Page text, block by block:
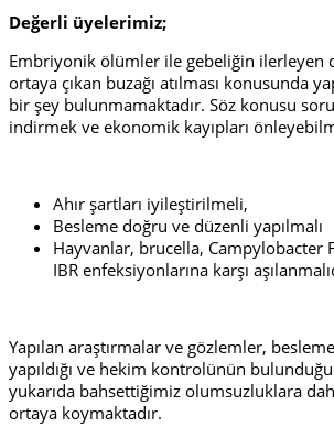
Değerli üyelerimiz;
Embriyonik ölümler ile gebeliğin ilerleyen
ortaya çıkan buzağı atılması konusunda
bir şey bulunmamaktadır. Söz konusu
indirmek ve ekonomik kayıpları
Ahır şartları iyileştirilmeli,
Besleme doğru ve düzenli yapılmalı
Hayvanlar, brucella, Campylobacter
IBR enfeksiyonlarına karşı
Yapılan araştırmalar ve gözlemler,
yapıldığı ve hekim kontrolünün
yukarıda bahsettiğimiz olumsuzluklara
ortaya koymaktadır.